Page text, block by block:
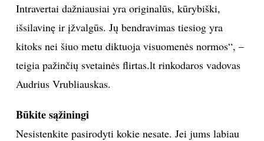
INTERJERAS
VIRTUVĖ
RECEPTAI
Intravertai dažniausiai yra originalūs, kūrybiški,
išsilavinę ir įžvalgūs. Jų bendravimas tiesiog yra
kitoks nei šiuo metu diktuoja visuomenės normos“, –
teigia pažinčių svetainės flirtas.lt rinkodaros vadovas
Audrius Vrubliauskas.
Būkite sąžiningi
Nesistenkite pasirodyti kokie nesate. Jei jums labiau